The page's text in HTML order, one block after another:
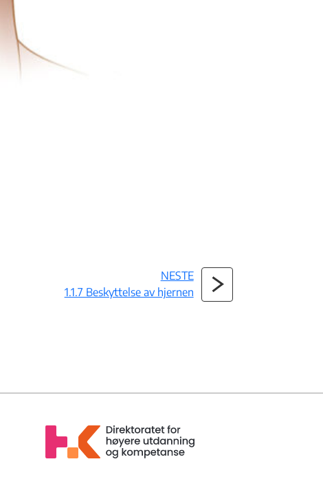
NESTE
1.1.7 Beskyttelse av hjernen